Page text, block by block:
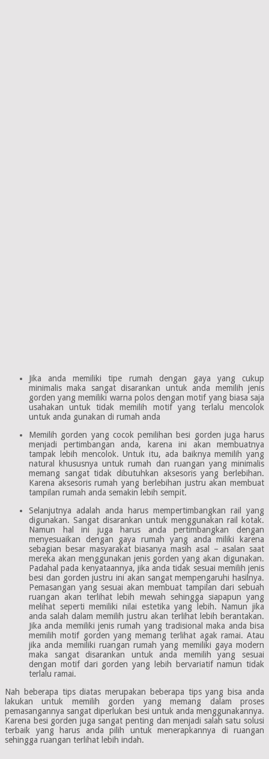
Jika anda memiliki tipe rumah dengan gaya yang cukup
minimalis maka sangat disarankan untuk anda memilih jenis
gorden yang memiliki warna polos dengan motif yang biasa saja
usahakan untuk tidak memilih motif yang terlalu mencolok
untuk anda gunakan di rumah anda
Memilih gorden yang cocok pemilihan besi gorden juga harus
menjadi pertimbangan anda, karena ini akan membuatnya
tampak lebih mencolok. Untuk itu, ada baiknya memilih yang
natural khususnya untuk rumah dan ruangan yang minimalis
memang sangat tidak dibutuhkan aksesoris yang berlebihan.
Karena aksesoris rumah yang berlebihan justru akan membuat
tampilan rumah anda semakin lebih sempit.
Selanjutnya adalah anda harus mempertimbangkan rail yang
digunakan. Sangat disarankan untuk menggunakan rail kotak.
Namun hal ini juga harus anda pertimbangkan dengan
menyesuaikan dengan gaya rumah yang anda miliki karena
sebagian besar masyarakat biasanya masih asal – asalan saat
mereka akan menggunakan jenis gorden yang akan digunakan.
Padahal pada kenyataannya, jika anda tidak sesuai memilih jenis
besi dan gorden justru ini akan sangat mempengaruhi hasilnya.
Pemasangan yang sesuai akan membuat tampilan dari sebuah
ruangan akan terlihat lebih mewah sehingga siapapun yang
melihat seperti memiliki nilai estetika yang lebih. Namun jika
anda salah dalam memilih justru akan terlihat lebih berantakan.
Jika anda memiliki jenis rumah yang tradisional maka anda bisa
memilih motif gorden yang memang terlihat agak ramai. Atau
jika anda memiliki ruangan rumah yang memiliki gaya modern
maka sangat disarankan untuk anda memilih yang sesuai
dengan motif dari gorden yang lebih bervariatif namun tidak
terlalu ramai.
Nah beberapa tips diatas merupakan beberapa tips yang bisa anda
lakukan untuk memilih gorden yang memang dalam proses
pemasangannya sangat diperlukan besi untuk anda menggunakannya.
Karena besi gorden juga sangat penting dan menjadi salah satu solusi
terbaik yang harus anda pilih untuk menerapkannya di ruangan
sehingga ruangan terlihat lebih indah.